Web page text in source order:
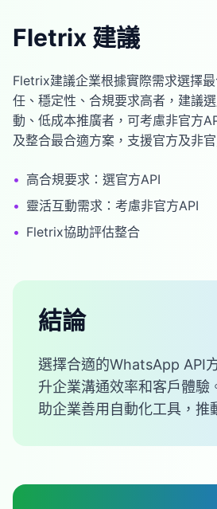
Fletrix 建議
Fletrix建議企業根據實際需求選擇
任、穩定性、合規要求高者，建議
動、低成本推廣者，可考慮非官方
及整合最合適方案，支援官方及非
• 高合規要求：選官方API
• 靈活互動需求：考慮非官方API
• Fletrix協助評估整合
結論
選擇合適的WhatsApp API
升企業溝通效率和客戶體驗
助企業善用自動化工具，推